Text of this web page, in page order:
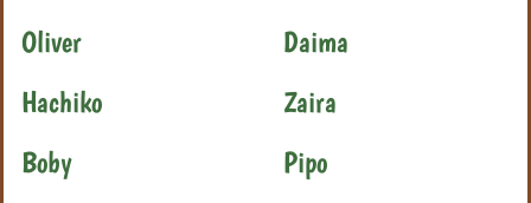
Oliver
Daima
Hachiko
Zaira
Boby
Pipo